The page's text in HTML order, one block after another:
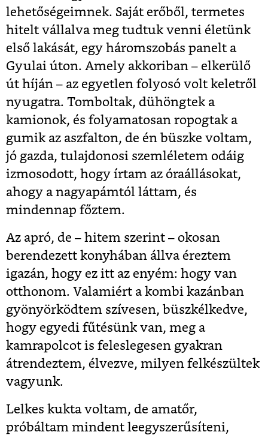
lehetőségeimnek. Saját erőből, termetes
hitelt vállalva meg tudtuk venni életünk
első lakását, egy háromszobás panelt a
Gyulai úton. Amely akkoriban – elkerülő
út híján – az egyetlen folyosó volt keletről
nyugatra. Tomboltak, dühöngtek a
kamionok, és folyamatosan ropogtak a
gumik az aszfalton, de én büszke voltam,
jó gazda, tulajdonosi szemléletem odáig
izmosodott, hogy írtam az óraállásokat,
ahogy a nagyapámtól láttam, és
mindennap főztem.
Az apró, de – hitem szerint – okosan
berendezett konyhában állva éreztem
igazán, hogy ez itt az enyém: hogy van
otthonom. Valamiért a kombi kazánban
gyönyörködtem szívesen, büszkélkedve,
hogy egyedi fűtésünk van, meg a
kamrapolcot is feleslegesen gyakran
átrendeztem, élvezve, milyen felkészültek
vagyunk.
Lelkes kukta voltam, de amatőr,
próbáltam mindent leegyszerűsíteni,